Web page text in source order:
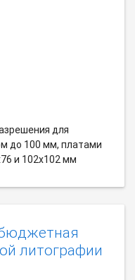
для
до 100 мм, платами
и 102х102 мм
литографии